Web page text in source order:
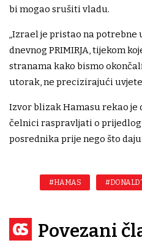
bi mogao srušiti vladu.
„Izrael je pristao na
dnevnog PRIMIRJA, tijekom
stranama kako bismo
utorak, ne precizirajući
Izvor blizak Hamasu rekao je
čelnici raspravljati o
posrednika prije nego što
#HAMAS #DONALD
Povezani